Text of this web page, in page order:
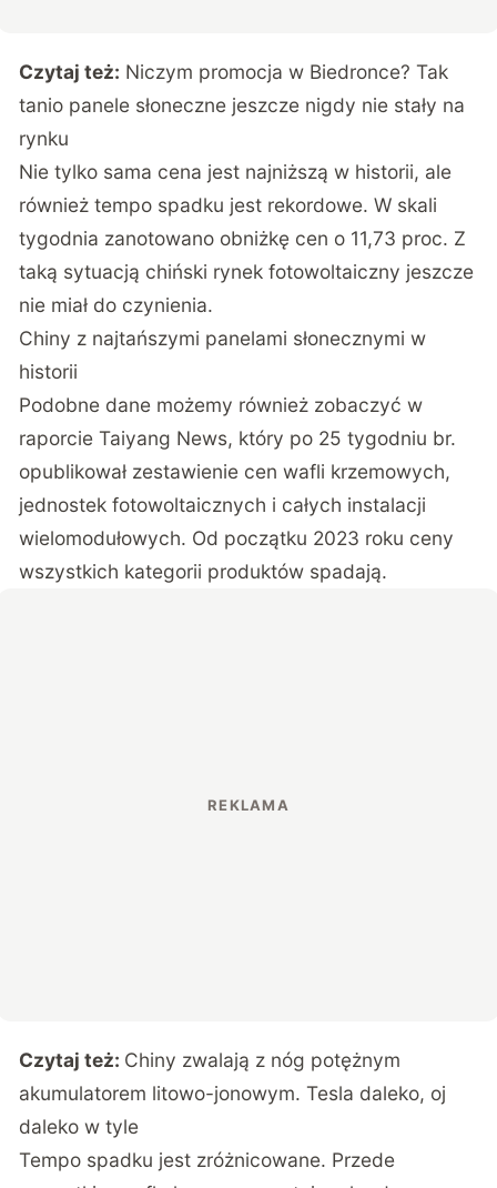
Czytaj też: Niczym promocja w Biedronce? Tak
tanio panele słoneczne jeszcze nigdy nie stały na
rynku
Nie tylko sama cena jest najniższą w historii, ale
również tempo spadku jest rekordowe. W skali
tygodnia zanotowano obniżkę cen o 11,73 proc. Z
taką sytuacją chiński rynek fotowoltaiczny jeszcze
nie miał do czynienia.
Chiny z najtańszymi panelami słonecznymi w
historii
Podobne dane możemy również zobaczyć w
raporcie Taiyang News, który po 25 tygodniu br.
opublikował zestawienie cen wafli krzemowych,
jednostek fotowoltaicznych i całych instalacji
wielomodułowych. Od początku 2023 roku ceny
wszystkich kategorii produktów spadają.
Czytaj też: Chiny zwalają z nóg potężnym
akumulatorem litowo-jonowym. Tesla daleko, oj
daleko w tyle
Tempo spadku jest zróżnicowane. Przede